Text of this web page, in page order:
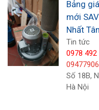
Sử dụng cho
Bảng
mới
Nhất
Tin tức
0978 492
Số 18B,
Hà Nội